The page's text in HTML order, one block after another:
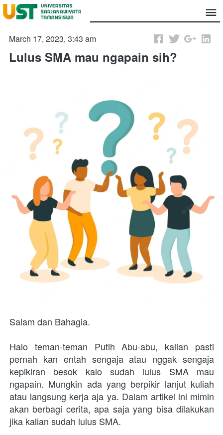
March 17, 2023, 3:43 am
Lulus SMA mau ngapain sih?
Salam dan Bahagia.
Halo teman-teman Putih Abu-abu, kalian pasti
pernah kan entah sengaja atau nggak sengaja
kepikiran besok kalo sudah lulus SMA mau
ngapain. Mungkin ada yang berpikir lanjut kuliah
atau langsung kerja aja ya. Dalam artikel ini mimin
akan berbagi cerita, apa saja yang bisa dilakukan
jika kalian sudah lulus SMA.